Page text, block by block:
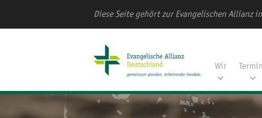
Diese Seite gehört zur Evangelischen Allianz
Wir